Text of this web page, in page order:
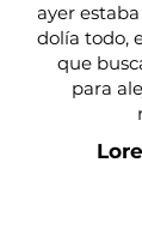
ayer
dolía todo,
que
para